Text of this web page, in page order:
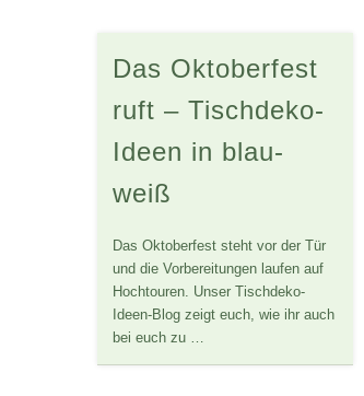
Das Oktoberfest
ruft – Tischdeko-
Ideen in blau-
weiß
Das Oktoberfest steht vor der Tür
und die Vorbereitungen laufen auf
Hochtouren. Unser Tischdeko-
Ideen-Blog zeigt euch, wie ihr auch
bei euch zu …